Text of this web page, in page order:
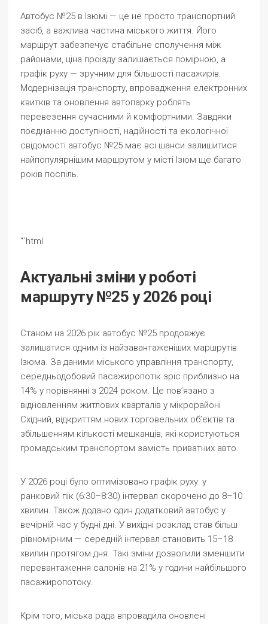
Автобус №25 в Ізюмі — це не просто транспортний
засіб, а важлива частина міського життя. Його
маршрут забезпечує стабільне сполучення між
районами, ціна проїзду залишається помірною, а
графік руху — зручним для більшості пасажирів.
Модернізація транспорту, впровадження електронних
квитків та оновлення автопарку роблять
перевезення сучасними й комфортними. Завдяки
поєднанню доступності, надійності та екологічної
свідомості автобус №25 має всі шанси залишитися
найпопулярнішим маршрутом у місті Ізюм ще багато
років поспіль.
“`html
Актуальні зміни у роботі
маршруту №25 у 2026 році
Станом на 2026 рік автобус №25 продовжує
залишатися одним із найзавантаженіших маршрутів
Ізюма. За даними міського управління транспорту,
середньодобовий пасажиропотік зріс приблизно на
14% у порівнянні з 2024 роком. Це пов’язано з
відновленням житлових кварталів у мікрорайоні
Східний, відкриттям нових торговельних об’єктів та
збільшенням кількості мешканців, які користуються
громадським транспортом замість приватних авто.
У 2026 році було оптимізовано графік руху: у
ранковий пік (6:30–8:30) інтервал скорочено до 8–10
хвилин. Також додано один додатковий автобус у
вечірній час у будні дні. У вихідні розклад став більш
рівномірним — середній інтервал становить 15–18
хвилин протягом дня. Такі зміни дозволили зменшити
перевантаження салонів на 21% у години найбільшого
пасажиропотоку.
Крім того, міська рада впровадила оновлені